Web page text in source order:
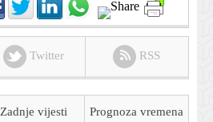
Twitter RSS
Zadnje vijesti Prognoza vremena